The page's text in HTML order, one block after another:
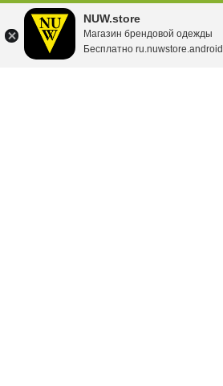
NUW.store
Магазин брендовой одежды
Бесплатно ru.nuwstore.android